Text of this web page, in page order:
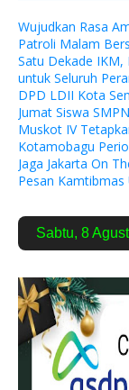
Wujudkan Rasa
Patroli Malam
Satu Dekade IKM,
untuk Seluruh
DPD LDII Kota
Jumat Siswa
Muskot IV
Kotamobagu
Jaga Jakarta On
Pesan Kamtibmas
Sabtu, 8